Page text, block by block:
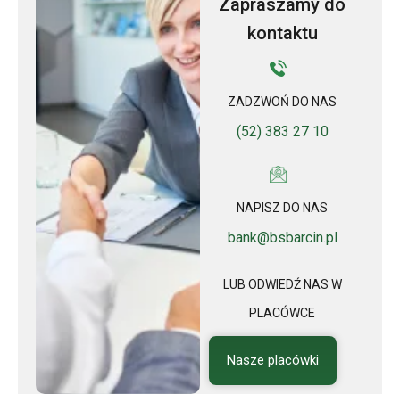
Zapraszamy do
kontaktu
ZADZWOŃ DO NAS
(52) 383 27 10
NAPISZ DO NAS
bank@bsbarcin.pl
LUB ODWIEDŹ NAS W
PLACÓWCE
Nasze placówki